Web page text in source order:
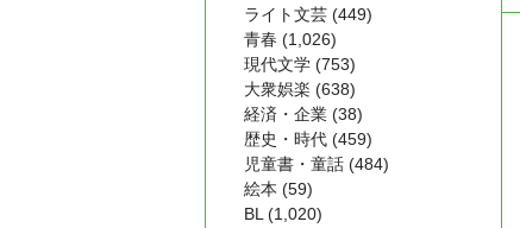
ライト文芸 (449)
青春 (1,026)
現代文学 (753)
大衆娯楽 (638)
経済・企業 (38)
歴史・時代 (459)
児童書・童話 (484)
絵本 (59)
BL (1,020)